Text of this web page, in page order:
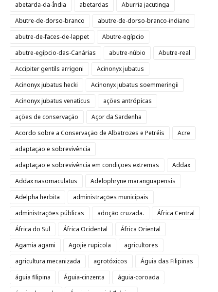
abetarda-da-Índia
abetardas
Aburria jacutinga
Abutre-de-dorso-branco
abutre-de-dorso-branco-indiano
abutre-de-faces-de-lappet
Abutre-egípcio
abutre-egípcio-das-Canárias
abutre-núbio
Abutre-real
Accipiter gentils arrigoni
Acinonyx jubatus
Acinonyx jubatus hecki
Acinonyx jubatus soemmeringii
Acinonyx jubatus venaticus
ações antrópicas
ações de conservação
Açor da Sardenha
Acordo sobre a Conservação de Albatrozes e Petréis
Acre
adaptação e sobrevivência
adaptação e sobrevivência em condições extremas
Addax
Addax nasomaculatus
Adelophryne maranguapensis
Adelpha herbita
administrações municipais
administrações públicas
adoção cruzada.
África Central
África do Sul
África Ocidental
África Oriental
Agamia agami
Agojie rupicola
agricultores
agricultura mecanizada
agrotóxicos
Águia das Filipinas
águia filipina
Águia-cinzenta
águia-coroada